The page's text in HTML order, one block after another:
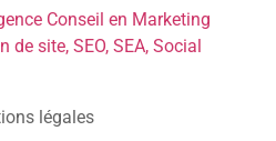
Conseil en Marketing
site, SEO, SEA, Social
légales